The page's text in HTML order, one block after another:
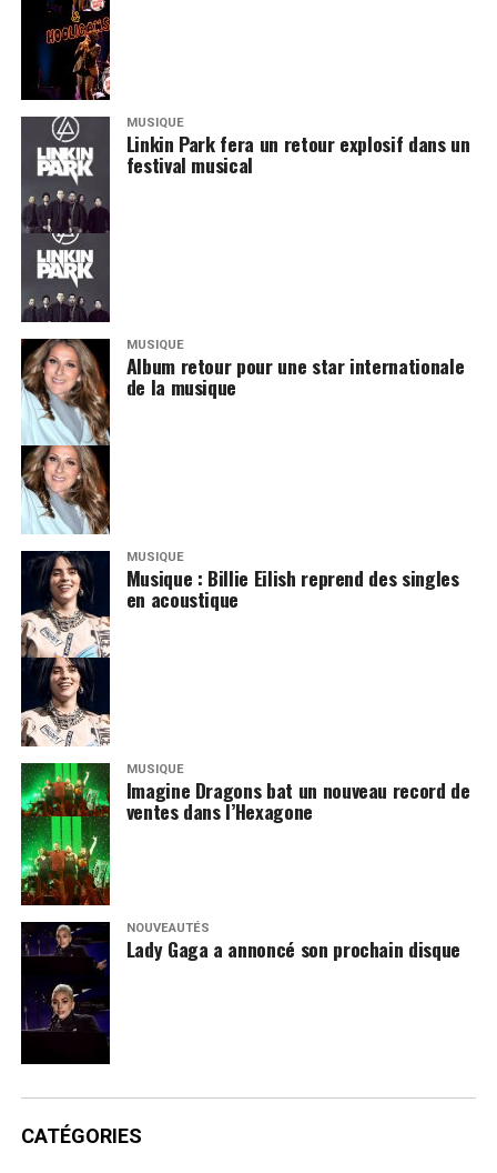
MUSIQUE
Linkin Park fera un retour explosif dans un
festival musical
MUSIQUE
Album retour pour une star internationale
de la musique
MUSIQUE
Musique : Billie Eilish reprend des singles
en acoustique
MUSIQUE
Imagine Dragons bat un nouveau record de
ventes dans l’Hexagone
NOUVEAUTÉS
Lady Gaga a annoncé son prochain disque
CATÉGORIES